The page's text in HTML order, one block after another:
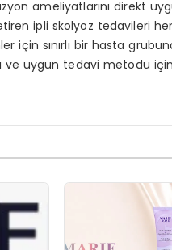
ameliyatlarını direkt
ipli skolyoz tedavileri
için sınırlı bir hasta
ve uygun tedavi metodu